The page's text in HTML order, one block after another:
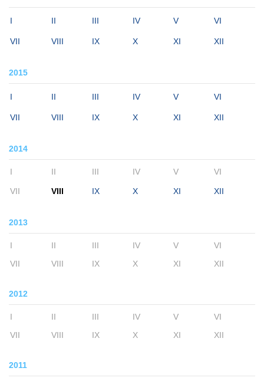
I II III IV V VI
VII VIII IX X XI XII
2015
I II III IV V VI
VII VIII IX X XI XII
2014
I II III IV V VI
VII VIII IX X XI XII
2013
I II III IV V
VI
VII
VIII IX X XI XII
2012
I II III IV V
VI
VII
VIII IX X XI XII
2011